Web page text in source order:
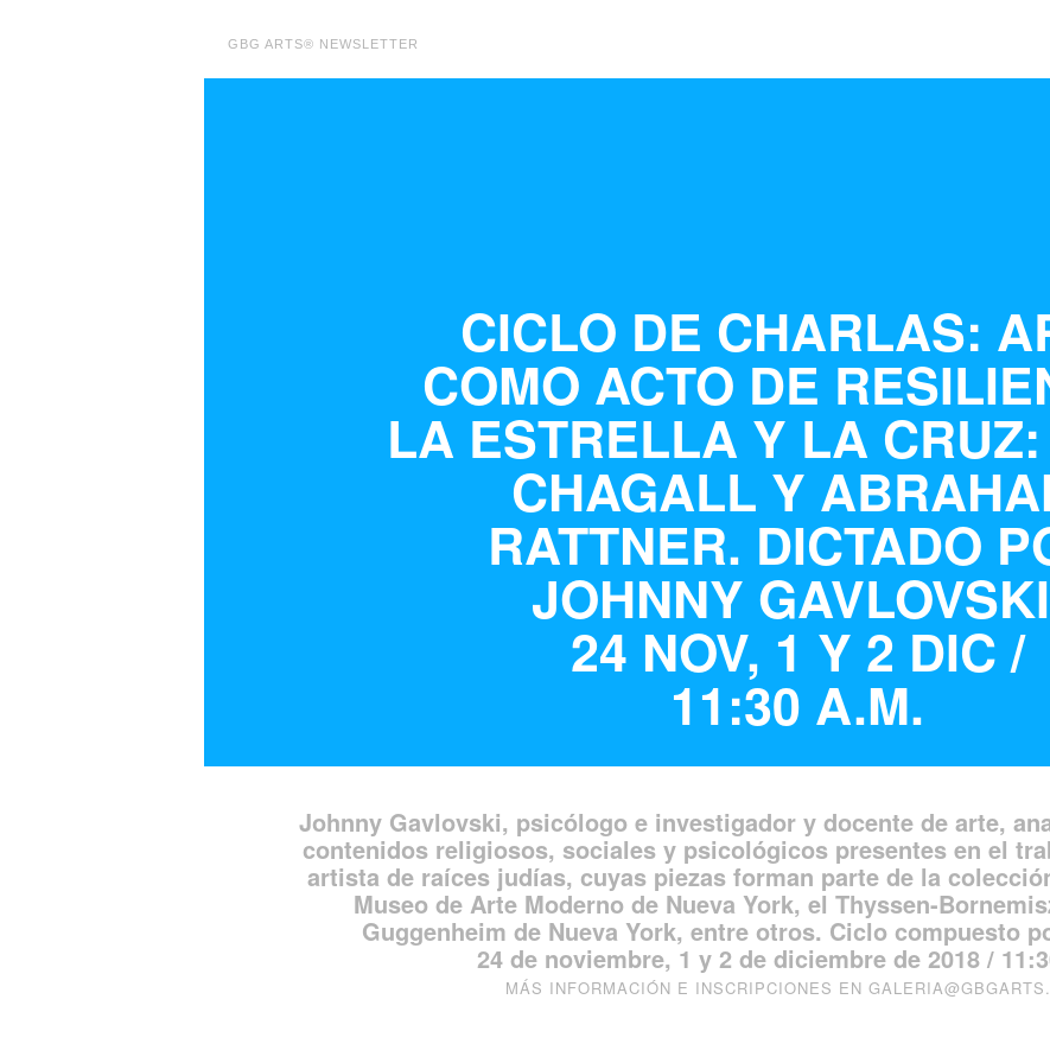
GBG ARTS® NEWSLETTER
CICLO DE CHARLAS:
COMO ACTO DE
LA ESTRELLA Y LA
CHAGALL Y
RATTNER. DICTADO
JOHNNY
24 NOV, 1 Y 2 DIC /
11:30 A.M.
Johnny Gavlovski, psicólogo e investigador y docente de arte,
contenidos religiosos, sociales y psicológicos presentes en el
artista de raíces judías, cuyas piezas forman parte de la
Museo de Arte Moderno de Nueva York, el Thyssen-
Guggenheim de Nueva York, entre otros. Ciclo compuesto
24 de noviembre, 1 y 2 de diciembre de 2018 /
MÁS INFORMACIÓN E INSCRIPCIONES EN